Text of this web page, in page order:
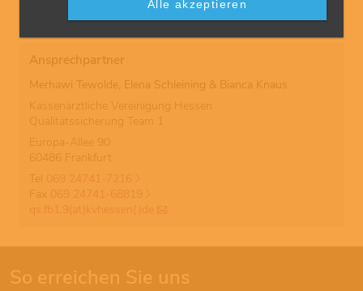
Alle akzeptieren
Ansprechpartner
Merhawi Tewolde, Elena Schleining & Bianca Knaus
Kassenärztliche Vereinigung Hessen
Qualitätssicherung Team 1
Europa-Allee 90
60486 Frankfurt
Tel 069 24741-7216
Fax 069 24741-68819
qs.fb1.9(at)kvhessen(.)de